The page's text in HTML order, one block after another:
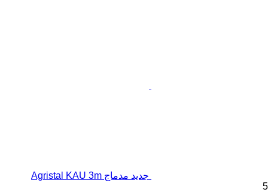
جديد مدماج Agristal KAU 3m
5